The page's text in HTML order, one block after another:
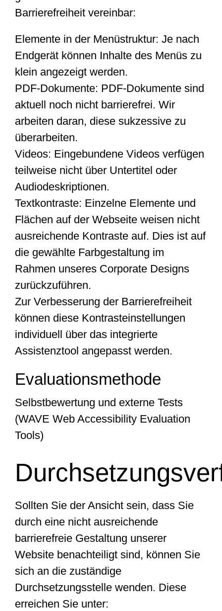
Barrierefreiheit vereinbar:
Elemente in der Menüstruktur: Je nach
Endgerät können Inhalte des Menüs zu
klein angezeigt werden.
PDF-Dokumente: PDF-Dokumente sind
aktuell noch nicht barrierefrei. Wir
arbeiten daran, diese sukzessive zu
überarbeiten.
Videos: Eingebundene Videos verfügen
teilweise nicht über Untertitel oder
Audiodeskriptionen.
Textkontraste: Einzelne Elemente und
Flächen auf der Webseite weisen nicht
ausreichende Kontraste auf. Dies ist auf
die gewählte Farbgestaltung im
Rahmen unseres Corporate Designs
zurückzuführen.
Zur Verbesserung der Barrierefreiheit
können diese Kontrasteinstellungen
individuell über das integrierte
Assistenztool angepasst werden.
Evaluationsmethode
Selbstbewertung und externe Tests
(WAVE Web Accessibility Evaluation
Tools)
Sollten Sie der Ansicht sein, dass Sie
durch eine nicht ausreichende
barrierefreie Gestaltung unserer
Website benachteiligt sind, können Sie
sich an die zuständige
Durchsetzungsstelle wenden. Diese
erreichen Sie unter: